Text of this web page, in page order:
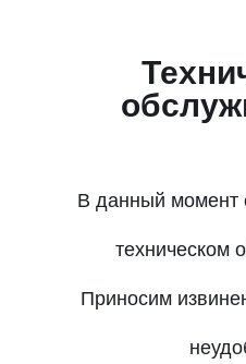
В данный момент
техническом
Приносим